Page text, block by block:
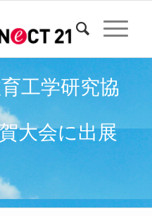
工学研究協
大会に出展